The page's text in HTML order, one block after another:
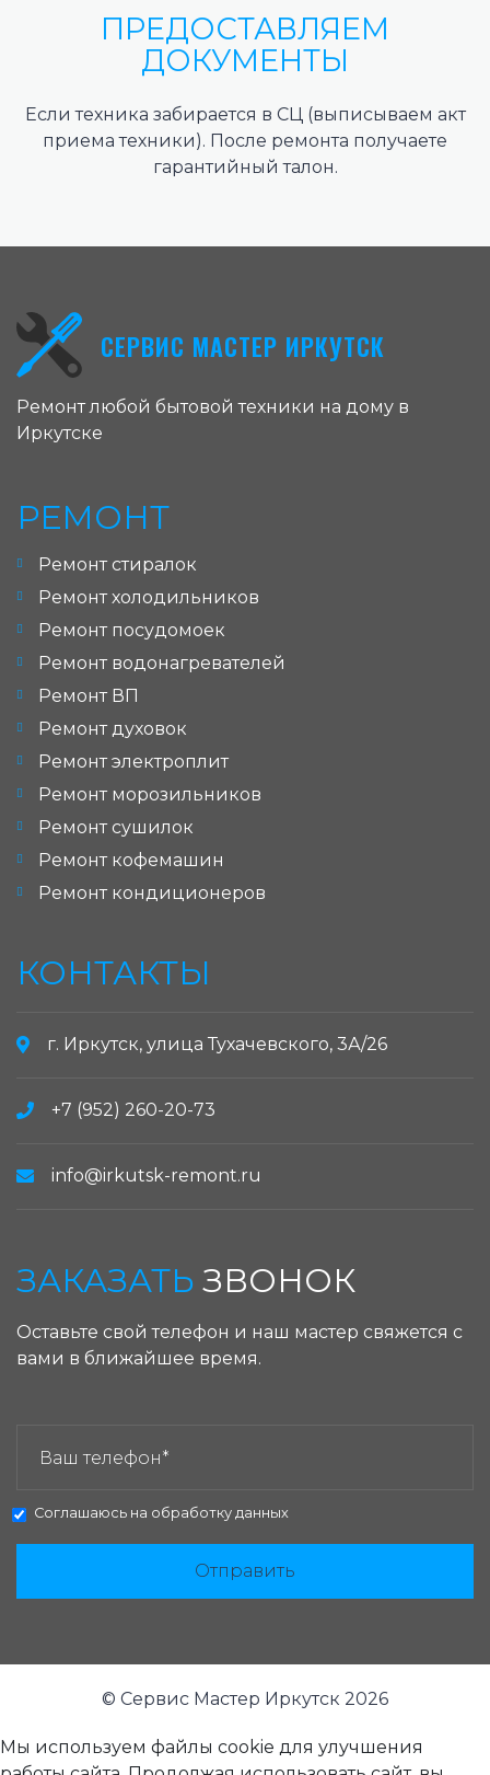
ПРЕДОСТАВЛЯЕМ
ДОКУМЕНТЫ
Если техника забирается в СЦ (выписываем акт
приема техники). После ремонта получаете
гарантийный талон.
СЕРВИС МАСТЕР ИРКУТСК
Ремонт любой бытовой техники на дому в
Иркутске
РЕМОНТ
Ремонт стиралок
Ремонт холодильников
Ремонт посудомоек
Ремонт водонагревателей
Ремонт ВП
Ремонт духовок
Ремонт электроплит
Ремонт морозильников
Ремонт сушилок
Ремонт кофемашин
Ремонт кондиционеров
КОНТАКТЫ
г. Иркутск, улица Тухачевского, 3А/26
+7 (952) 260-20-73
info@irkutsk-remont.ru
ЗАКАЗАТЬ ЗВОНОК
Оставьте свой телефон и наш мастер свяжется с
вами в ближайшее время.
Соглашаюсь на обработку данных
Отправить
© Сервис Мастер Иркутск 2026
Мы используем файлы cookie для улучшения